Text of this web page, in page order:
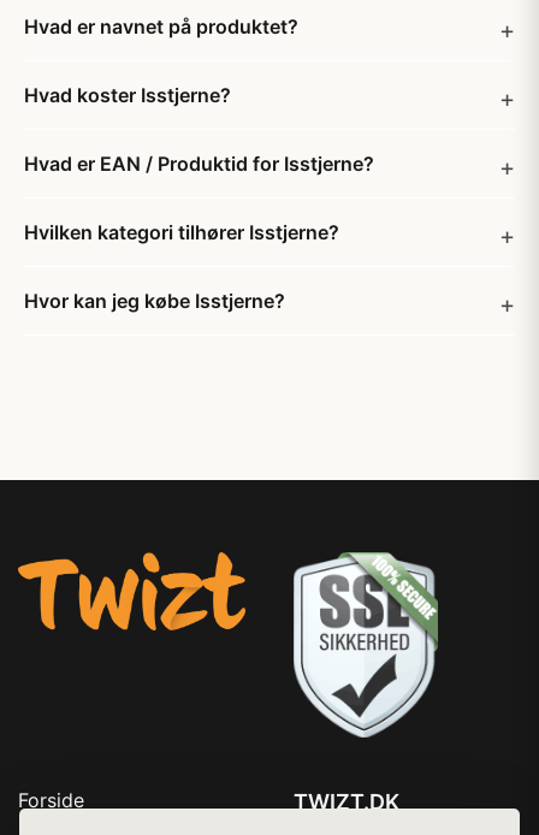
Hvad er navnet på produktet?
Hvad koster Isstjerne?
Hvad er EAN / Produktid for Isstjerne?
Hvilken kategori tilhører Isstjerne?
Hvor kan jeg købe Isstjerne?
Forside
TWIZT.DK